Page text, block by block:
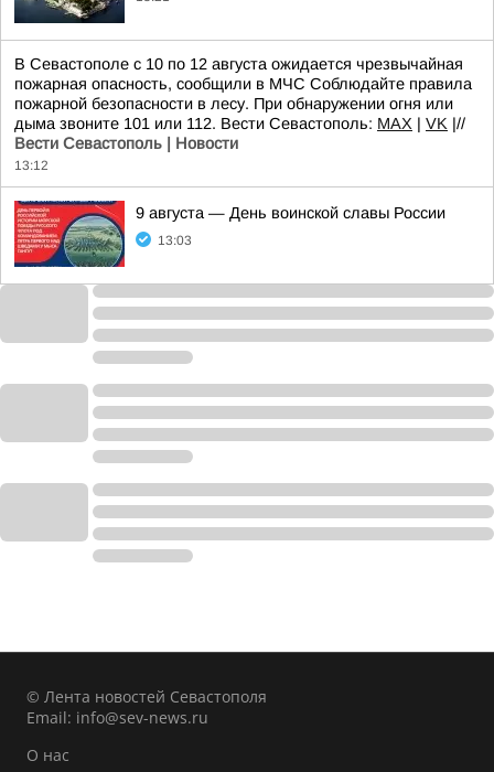
В Севастополе с 10 по 12 августа ожидается чрезвычайная
пожарная опасность, сообщили в МЧС Соблюдайте правила
пожарной безопасности в лесу. При обнаружении огня или
дыма звоните 101 или 112. Вести Севастополь: MAX | VK |//
Вести Севастополь | Новости
13:12
9 августа — День воинской славы России
13:03
© Лента новостей Севастополя
Email: info@sev-news.ru
О нас